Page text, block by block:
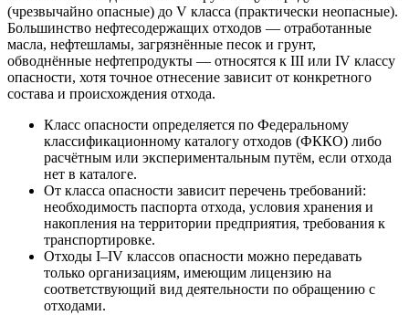
(чрезвычайно опасные) до V класса (практически неопасные).
Большинство нефтесодержащих отходов — отработанные
масла, нефтешламы, загрязнённые песок и грунт,
обводнённые нефтепродукты — относятся к III или IV классу
опасности, хотя точное отнесение зависит от конкретного
состава и происхождения отхода.
Класс опасности определяется по Федеральному
классификационному каталогу отходов (ФККО) либо
расчётным или экспериментальным путём, если отхода
нет в каталоге.
От класса опасности зависит перечень требований:
необходимость паспорта отхода, условия хранения и
накопления на территории предприятия, требования к
транспортировке.
Отходы I–IV классов опасности можно передавать
только организациям, имеющим лицензию на
соответствующий вид деятельности по обращению с
отходами.